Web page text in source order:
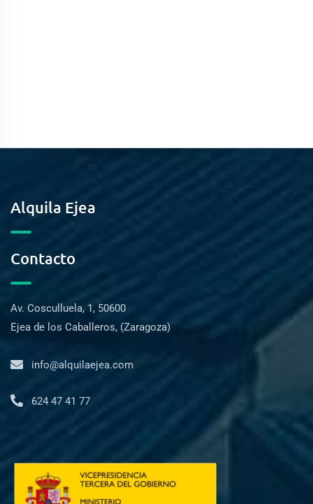
Alquila Ejea
Contacto
Av. Cosculluela, 1, 50600
Ejea de los Caballeros, (Zaragoza)
info@alquilaejea.com
624 47 41 77